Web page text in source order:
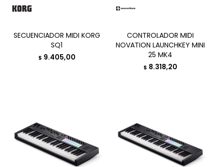
SECUENCIADOR MIDI KORG
SQ1
$ 9.405,00
CONTROLADOR MIDI
NOVATION LAUNCHKEY MINI
25 MK4
$ 8.318,20